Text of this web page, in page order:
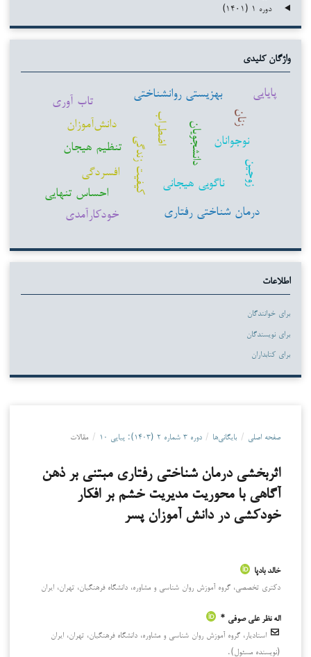
دوره ۱ (۱۴۰۱)
واژگان کلیدی
اضطراب دانشجویان کیفیت زندگی نوجوانان
افسردگی
بهزیستی روانشناختی
دانش‌آموزان
زنان
تنظیم هیجان
درمان شناختی رفتاری
ناگویی هیجانی
احساس تنهایی
زوجین
تاب آوری
خودکارآمدی
پایایی
اطلاعات
برای خوانندگان
برای نویسندگان
برای کتابداران
صفحه اصلی / بایگانی‌ها / دوره ۳ شماره ۲ (۱۴۰۳): پیاپی ۱۰ / مقالات
اثربخشی درمان شناختی رفتاری مبتنی بر ذهن
آگاهی با محوریت مدیریت خشم بر افکار
خودکشی در دانش آموزان پسر
خالد بادپا
دکتری تخصصی، گروه آموزش روان شناسی و مشاوره، دانشگاه فرهنگیان، تهران، ایران
اله نظر علی صوفی *
استادیار، گروه آموزش روان شناسی و مشاوره، دانشگاه فرهنگیان، تهران، ایران
(نویسنده مسئول).